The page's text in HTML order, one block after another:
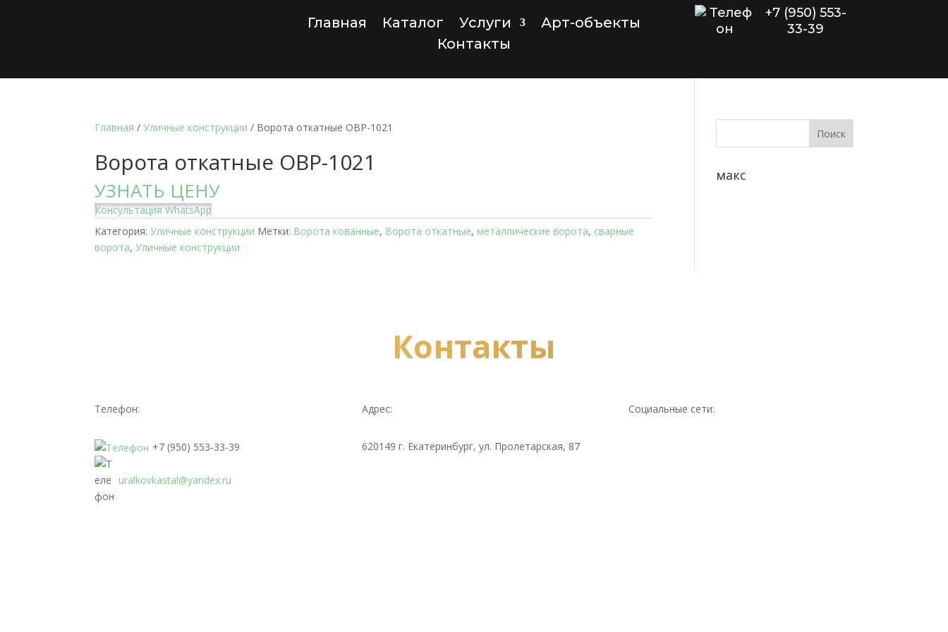
Главная Каталог Услуги
Арт-объекты
Контакты
+7 (950) 553-
33-39
Главная /Уличные конструкции / Ворота откатные ОВР-1021
Ворота откатные ОВР-1021
УЗНАТЬ ЦЕНУ
Консультация WhatsApp
Категория:Уличные конструкции Метки: Ворота кованные, Ворота откатные, металлические ворота, сварные
ворота,Уличные конструкции
макс
Контакты
Телефон:
+7 (950) 553-33-39
uralkovkastal@yandex.ru
Адрес:
620149 г. Екатеринбург, ул. Пролетарская, 87
Социальные сети: